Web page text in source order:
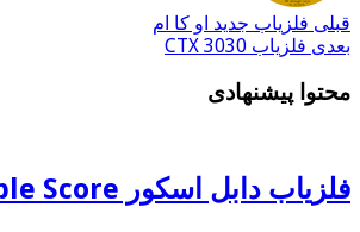
قبلی فلزیاب جدید او کا ام
بعدی فلزیاب CTX 3030
محتوا پیشنهادی
فلزیاب دابل اسکور Double Score